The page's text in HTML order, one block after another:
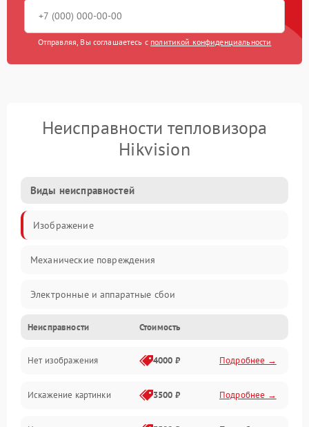
Отправляя, Вы соглашаетесь с политикой конфиденциальности
Неисправности тепловизора
Hikvision
Виды неисправностей
Изображение
Механические повреждения
Электронные и аппаратные сбои
Неисправности сенсора и оптики
Программные ошибки
Электропитание
Неисправности Стоимость
Нет изображения 4000 ₽ Подробнее →
Искажение картинки 3500 ₽ Подробнее →